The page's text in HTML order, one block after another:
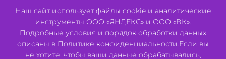
2026 © ООО "СВК"/ 656064 г. Барнаул, ул. Павловский тракт, 52.
Разработано:Авалон
Наш сайт использует файлы cookie и аналитические
инструменты ООО «ЯНДЕКС» и ООО «ВК».
Подробные условия и порядок обработки данных
описаны в Политике конфиденциальности.Если вы
не хотите, чтобы ваши данные обрабатывались,